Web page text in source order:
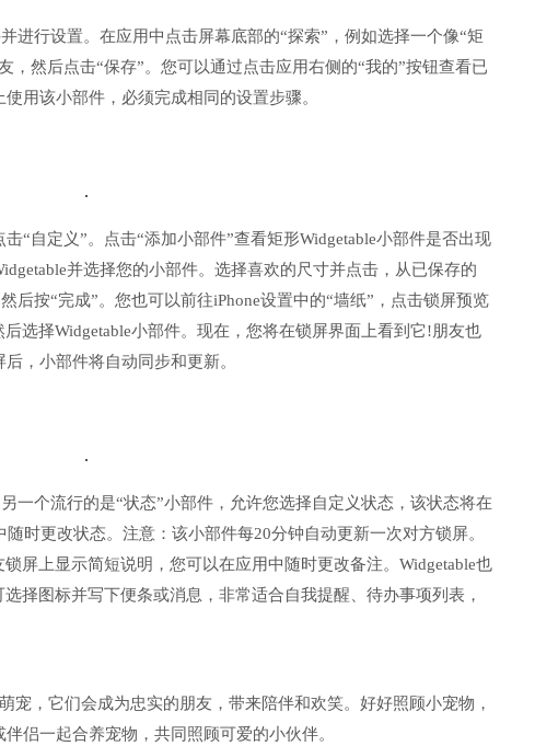
进行设置。在应用中点击屏幕底部的“探索”，例如选择一个像“矩
，然后点击“保存”。您可以通过点击应用右侧的“我的”按钮查看已
用该小部件，必须完成相同的设置步骤。
“自定义”。点击“添加小部件”查看矩形Widgetable小部件是否出现
并选择您的小部件。选择喜欢的尺寸并点击，从已保存的
后按“完成”。您也可以前往iPhone设置中的“墙纸”，点击锁屏预览
选择Widgetable小部件。现在，您将在锁屏界面上看到它!朋友也
，小部件将自动同步和更新。
一个流行的是“状态”小部件，允许您选择自定义状态，该状态将在
时更改状态。注意：该小部件每20分钟自动更新一次对方锁屏。
屏上显示简短说明，您可以在应用中随时更改备注。Widgetable也
择图标并写下便条或消息，非常适合自我提醒、待办事项列表，
宠，它们会成为忠实的朋友，带来陪伴和欢笑。好好照顾小宠物，
侣一起合养宠物，共同照顾可爱的小伙伴。